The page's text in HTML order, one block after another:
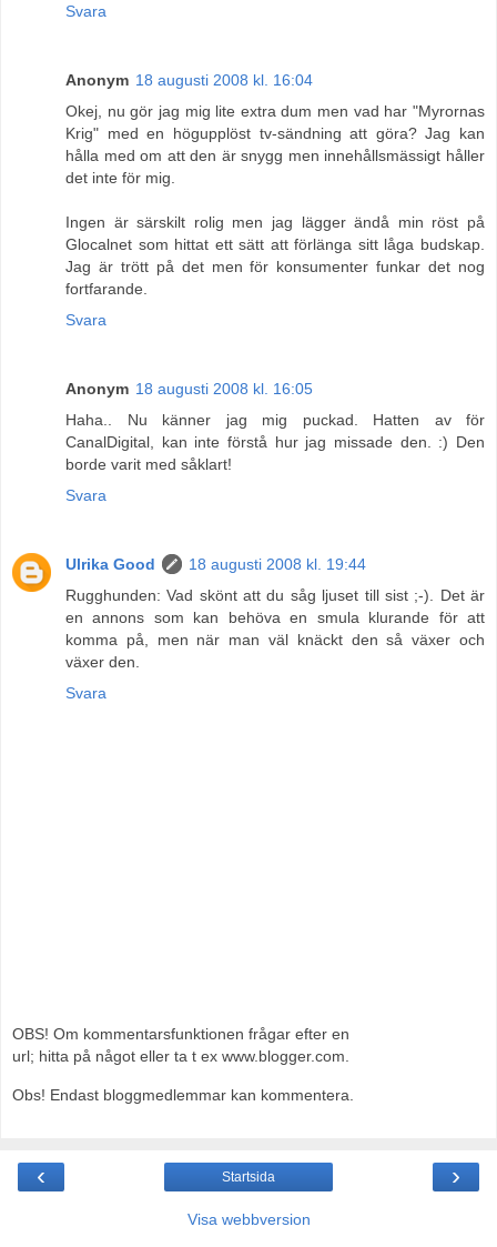
Svara
Anonym 18 augusti 2008 kl. 16:04
Okej, nu gör jag mig lite extra dum men vad har "Myrornas
Krig" med en högupplöst tv-sändning att göra? Jag kan
hålla med om att den är snygg men innehållsmässigt håller
det inte för mig.
Ingen är särskilt rolig men jag lägger ändå min röst på
Glocalnet som hittat ett sätt att förlänga sitt låga budskap.
Jag är trött på det men för konsumenter funkar det nog
fortfarande.
Svara
Anonym 18 augusti 2008 kl. 16:05
Haha.. Nu känner jag mig puckad. Hatten av för
CanalDigital, kan inte förstå hur jag missade den. :) Den
borde varit med såklart!
Svara
Ulrika Good
18 augusti 2008 kl. 19:44
Rugghunden: Vad skönt att du såg ljuset till sist ;-). Det är
en annons som kan behöva en smula klurande för att
komma på, men när man väl knäckt den så växer och
växer den.
Svara
OBS! Om kommentarsfunktionen frågar efter en
url; hitta på något eller ta t ex www.blogger.com.
Obs! Endast bloggmedlemmar kan kommentera.
‹ ›
Startsida
Visa webbversion